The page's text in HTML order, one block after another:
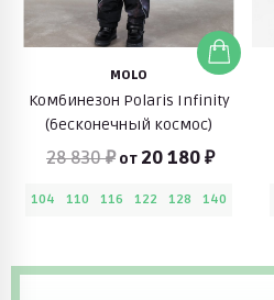
MOLO
Комбинезон Polaris Infinity
(бесконечный космос)
28 830 ₽ от 20 180 ₽
104 110 116 122 128 140